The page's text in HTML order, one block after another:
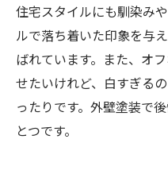
住宅スタイルにも馴染み
ルで落ち着いた印象を与
ばれています。また、オ
せたいけれど、白すぎる
ったりです。外壁塗装で
とつです。